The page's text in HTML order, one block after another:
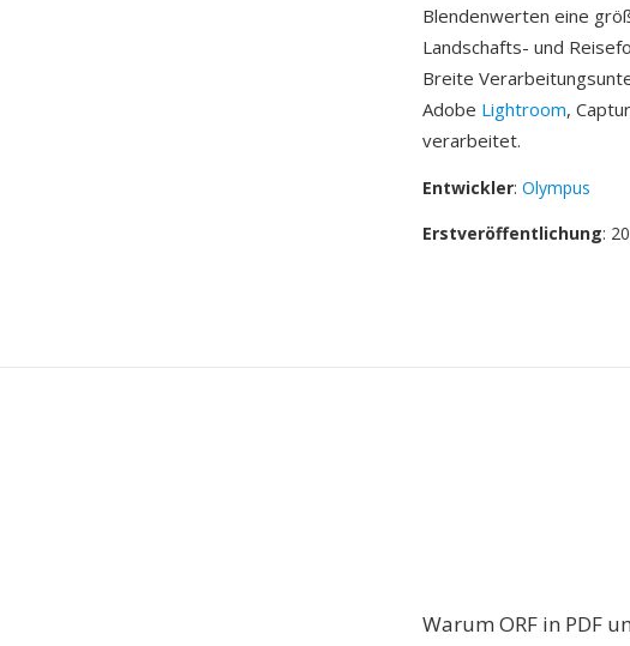
Blendenwerten eine
Landschafts- und
Breite
Adobe Lightroom,
verarbeitet.
Entwickler: Olympus
Erstveröffentlichung:
Warum ORF in PDF